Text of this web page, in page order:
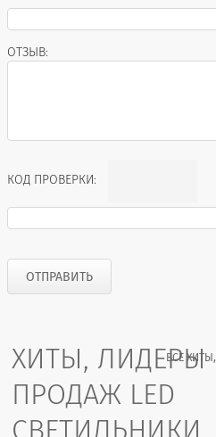
ОТЗЫВ:
КОД ПРОВЕРКИ:
ХИТЫ, ЛИДЕРЫ
ПРОДАЖ LED
СВЕТИЛЬНИКИ
ВСЕ